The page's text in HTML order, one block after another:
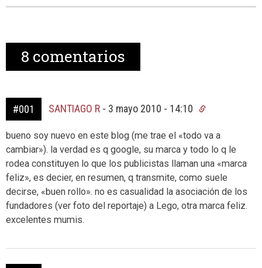
8 comentarios
#001 SANTIAGO R - 3 mayo 2010 - 14:10
bueno soy nuevo en este blog (me trae el «todo va a
cambiar»). la verdad es q google, su marca y todo lo q le
rodea constituyen lo que los publicistas llaman una «marca
feliz», es decier, en resumen, q transmite, como suele
decirse, «buen rollo». no es casualidad la asociación de los
fundadores (ver foto del reportaje) a Lego, otra marca feliz.
excelentes mumis.